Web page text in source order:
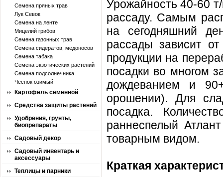
Семена пряных трав
Лук Севок
Семена на ленте
Мицелий грибов
Семена газонных трав
Семена сидератов, медоносов
Семена табака
Семена экзотических растений
Семена подсолнечника
Чеснок озимый
Картофель семенной
Средства защиты растений
Удобрения, грунты,
биопрепараты
Садовый декор
Садовый инвентарь и
аксессуары
Теплицы и парники
Урожайность 40-60
рассаду. Самым
на сегодняшний
рассады зависит
продукции на
посадки во многом
дождеванием и
орошении). Для
посадка.
раннеспелый
товарным видом.
Краткая